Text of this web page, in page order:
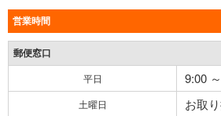
営業時間
郵便窓口
平日 9:00
土曜日 お取